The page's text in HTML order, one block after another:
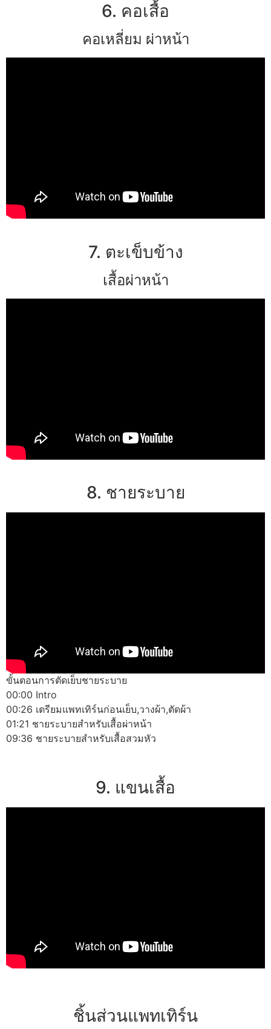
6. คอเสื้อ
คอเหลี่ยม ผ่าหน้า
7. ตะเข็บข้าง
เสื้อผ่าหน้า
8. ชายระบาย
ขั้นตอนการตัดเย็บชายระบาย
00:00 Intro
00:26 เตรียมแพทเทิร์นก่อนเย็บ,วางผ้า,ตัดผ้า
01:21 ชายระบายสำหรับเสื้อผ่าหน้า
09:36 ชายระบายสำหรับเสื้อสวมหัว
9. แขนเสื้อ
ชิ้นส่วนแพทเทิร์น